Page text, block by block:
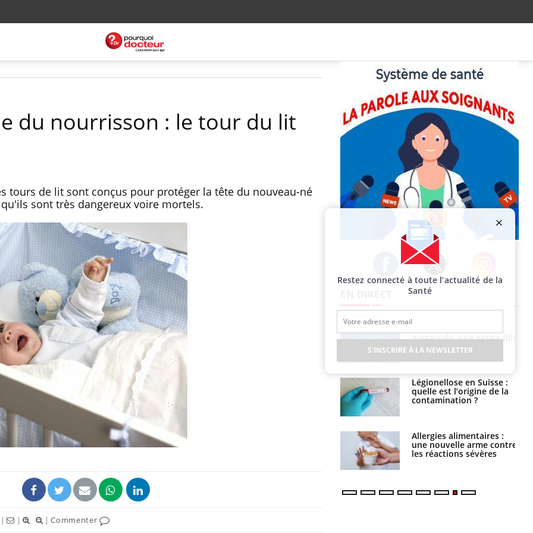
du nourrisson : le tour du lit
tours de lit sont conçus pour protéger la tête du nouveau-né
sont très dangereux voire mortels.
| | |Commenter
Facebook Twitter Instagram
Grossesse et chaleur : ce
que dit la science
Le smartphone nuit-il à
l'apprentissage de la
lecture ?
Mordue par une tique en
vacances, elle reste dans
barracuda, une petite fille
secourue grâce à un
réflexe essentiel
Légionellose en Suisse :
quelle est l’origine de la
contamination ?
Allergies alimentaires :
une nouvelle arme contre
les réactions sévères
sommeil des enfants en
vacances ?
Bilan prévention : ce que
les kinés pourront
bientôt faire
TDAH : quel est ce
traitement autorisé aux
États-Unis ?
Restez connecté à toute l’actualité de la
Santé
S'INSCRIRE À LA NEWSLETTER